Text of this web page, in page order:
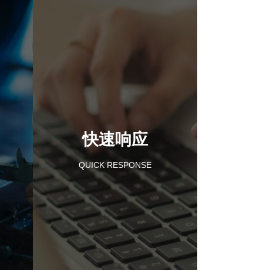
快速响应
QUICK RESPONSE